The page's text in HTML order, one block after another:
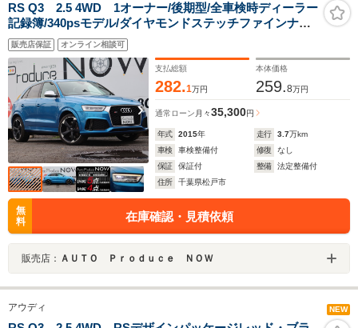
RS Q3 2.5 4WD 1オーナー/後期型/全車検時ディーラー
記録簿/340psモデル/ダイヤモンドステッチファインナッ
パレザー/純正20インチAW/バックカメラ/BOSEサラウン
ド/シートヒーター
販売店保証 オンライン相談可
支払総額
282.1万円
本体価格
259.8万円
通常ローン 月々35,300円
年式 2015年 走行 3.7万km
車検
車検整備付 修復
なし
保証
保証付 整備
法定整備付
住所
千葉県松戸市
無
料
在庫確認・見積依頼
販売店： ＡＵＴＯ Ｐｒｏｄｕｃｅ ＮＯＷ
アウディ NEW